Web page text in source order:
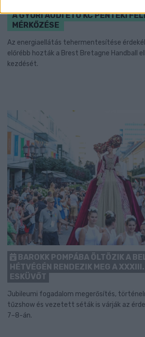
A GYŐRI AUDI ETO KC PÉNTEKI
MÉRKŐZÉSE
Az energiaellátás tehermentesítése
előrébb hozták a Brest Bretagne Handball
kezdését.
BAROKK POMPÁBA ÖLTÖZIK A
HÉTVÉGÉN RENDEZIK MEG A
ESKÜVŐT
Jubileumi fogadalom megerősítés,
tűzshow és vezetett séták is várják az
7–8-án.